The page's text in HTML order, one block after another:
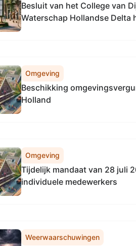
Besluit van het College van
Waterschap Hollandse Delta
Omgeving
Beschikking
Holland
Omgeving
Tijdelijk mandaat van 28 juli
individuele medewerkers
Weerwaarschuwingen